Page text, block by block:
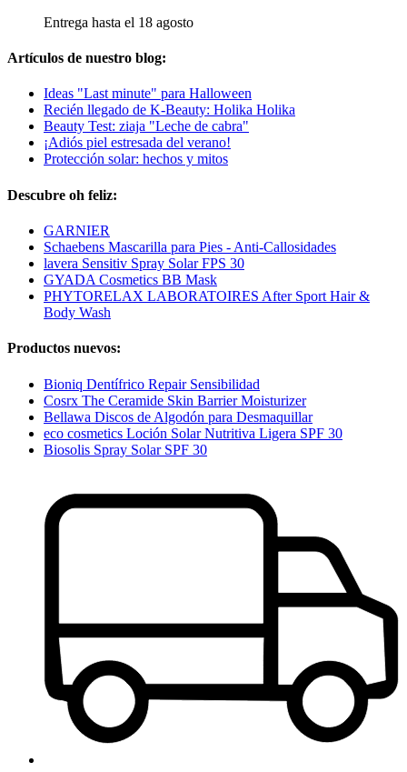
Entrega hasta el 18 agosto
Artículos de nuestro blog:
Ideas "Last minute" para Halloween
Recién llegado de K-Beauty: Holika Holika
Beauty Test: ziaja "Leche de cabra"
¡Adiós piel estresada del verano!
Protección solar: hechos y mitos
Descubre oh feliz:
GARNIER
Schaebens Mascarilla para Pies - Anti-Callosidades
lavera Sensitiv Spray Solar FPS 30
GYADA Cosmetics BB Mask
PHYTORELAX LABORATOIRES After Sport Hair &
Body Wash
Productos nuevos:
Bioniq Dentífrico Repair Sensibilidad
Cosrx The Ceramide Skin Barrier Moisturizer
Bellawa Discos de Algodón para Desmaquillar
eco cosmetics Loción Solar Nutritiva Ligera SPF 30
Biosolis Spray Solar SPF 30